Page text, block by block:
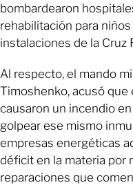
bombardearon
rehabilitación para
instalaciones de la Cruz
Al respecto, el mando
Timoshenko, acusó que
causaron un incendio
golpear ese mismo
empresas energéticas
déficit en la materia por
reparaciones que